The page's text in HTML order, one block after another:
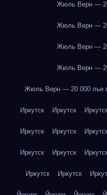
Жюль Верн —
Жюль Верн —
Жюль Верн —
Жюль Верн —
Жюль Верн — 20 000 лье
Иркутск Иркутск
Иркутск Иркутск
Иркутск Иркутск
Иркутск Иркутск